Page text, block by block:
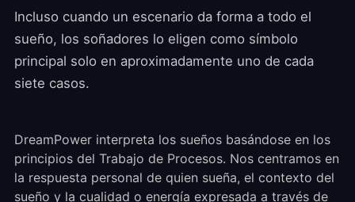
Incluso cuando un escenario da forma a todo el
sueño, los soñadores lo eligen como símbolo
principal solo en aproximadamente uno de cada
siete casos.
DreamPower interpreta los sueños basándose en los
principios del Trabajo de Procesos. Nos centramos en
la respuesta personal de quien sueña, el contexto del
sueño y la cualidad o energía expresada a través de